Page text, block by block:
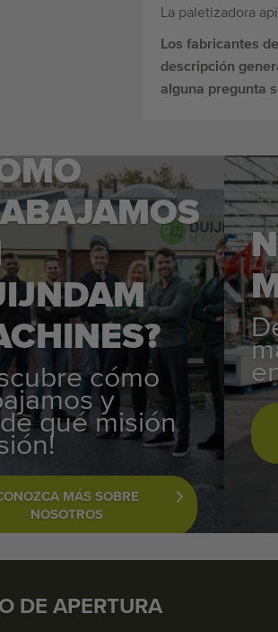
La paletizadora
Los fabricantes
descripción
alguna pregunta
cómo
y
qué misión
MÁS SOBRE
NOSOTROS
DE APERTURA